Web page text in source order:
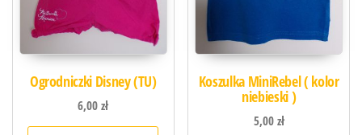
Ogrodniczki Disney (TU)
6,00zł
Koszulka MiniRebel ( kolor
niebieski )
5,00zł